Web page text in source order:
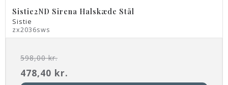
Sistie2ND Sirena Halskæde Stål
Sistie
zx2036sws
598,00 kr.
478,40 kr.